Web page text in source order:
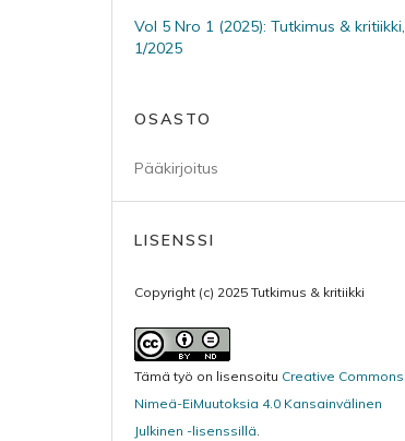
Vol 5 Nro 1 (2025): Tutkimus & kritiikki,
1/2025
OSASTO
Pääkirjoitus
LISENSSI
Copyright (c) 2025 Tutkimus & kritiikki
Tämä työ on lisensoitu Creative Commons
Nimeä-EiMuutoksia 4.0 Kansainvälinen
Julkinen -lisenssillä.